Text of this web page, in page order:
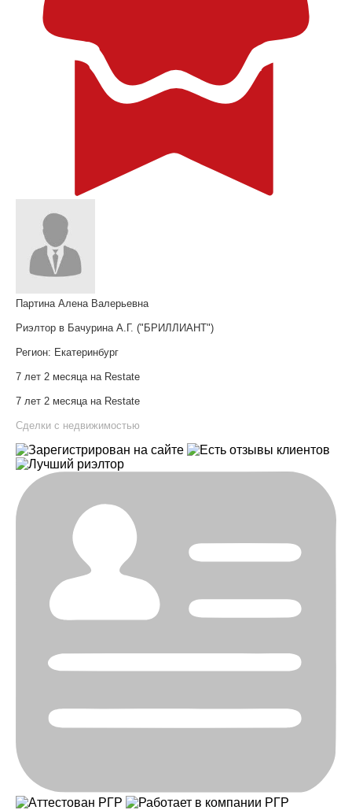
Партина Алена Валерьевна
Риэлтор в Бачурина А.Г. ("БРИЛЛИАНТ")
Регион: Екатеринбург
7 лет 2 месяца на Restate
7 лет 2 месяца на Restate
Сделки с недвижимостью